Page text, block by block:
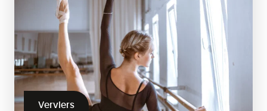
Verviers